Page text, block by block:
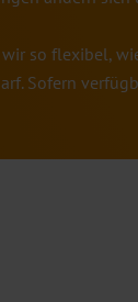
so flexibel,
Sofern